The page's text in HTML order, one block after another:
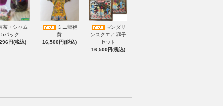
茶・シャム
5パック
円(税込)
ミニ龍袍
黄
16,500円(税込)
マンダリ
ンスクエア 獅子
セット
16,500円(税込)